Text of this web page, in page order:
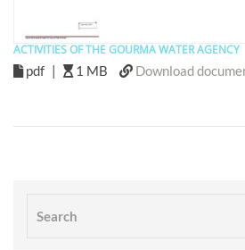
ACTIVITIES OF THE GOURMA WATER AGENCY
pdf 1 MB Download